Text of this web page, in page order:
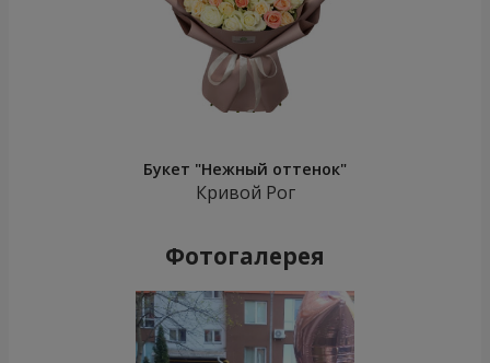
Букет "Нежный оттенок"
Кривой Рог
Фотогалерея